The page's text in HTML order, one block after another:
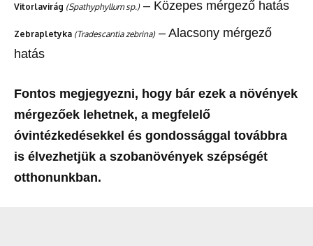
Vitorlavirág (Spathyphyllum sp.)– Közepes mérgező hatás
Zebrapletyka (Tradescantia zebrina)– Alacsony mérgező
hatás
Fontos megjegyezni, hogy bár ezek a növények
mérgezőek lehetnek, a megfelelő
óvintézkedésekkel és gondossággal továbbra
is élvezhetjük a szobanövények szépségét
otthonunkban.